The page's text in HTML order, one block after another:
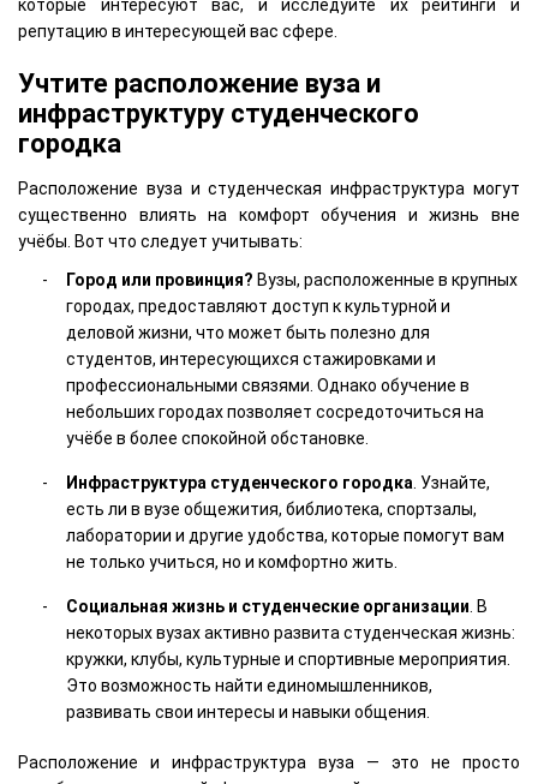
которые интересуют вас, и исследуйте их рейтинги и
репутацию в интересующей вас сфере.
Учтите расположение вуза и
инфраструктуру студенческого
городка
Расположение вуза и студенческая инфраструктура могут
существенно влиять на комфорт обучения и жизнь вне
учёбы. Вот что следует учитывать:
Город или провинция? Вузы, расположенные в крупных
городах, предоставляют доступ к культурной и
деловой жизни, что может быть полезно для
студентов, интересующихся стажировками и
профессиональными связями. Однако обучение в
небольших городах позволяет сосредоточиться на
учёбе в более спокойной обстановке.
Инфраструктура студенческого городка . Узнайте,
есть ли в вузе общежития, библиотека, спортзалы,
лаборатории и другие удобства, которые помогут вам
не только учиться, но и комфортно жить.
Социальная жизнь и студенческие организации . В
некоторых вузах активно развита студенческая жизнь:
кружки, клубы, культурные и спортивные мероприятия.
Это возможность найти единомышленников,
развивать свои интересы и навыки общения.
Расположение и инфраструктура вуза — это не просто